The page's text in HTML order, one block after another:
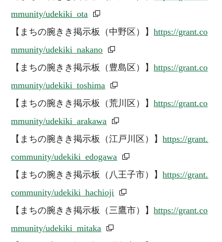
mmunity/udekiki_ota
【まちの腕きき掲示板（中野区）】https://grant.co
mmunity/udekiki_nakano
【まちの腕きき掲示板（豊島区）】https://grant.co
mmunity/udekiki_toshima
【まちの腕きき掲示板（荒川区）】https://grant.co
mmunity/udekiki_arakawa
【まちの腕きき掲示板（江戸川区）】https://grant.
community/udekiki_edogawa
【まちの腕きき掲示板（八王子市）】https://grant.
community/udekiki_hachioji
【まちの腕きき掲示板（三鷹市）】https://grant.co
mmunity/udekiki_mitaka